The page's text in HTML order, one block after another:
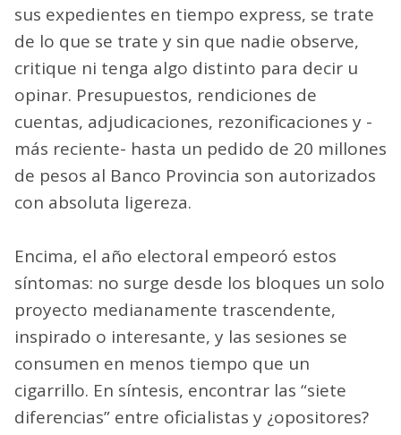
sus expedientes en tiempo express, se trate
de lo que se trate y sin que nadie observe,
critique ni tenga algo distinto para decir u
opinar. Presupuestos, rendiciones de
cuentas, adjudicaciones, rezonificaciones y -
más reciente- hasta un pedido de 20 millones
de pesos al Banco Provincia son autorizados
con absoluta ligereza.
Encima, el año electoral empeoró estos
síntomas: no surge desde los bloques un solo
proyecto medianamente trascendente,
inspirado o interesante, y las sesiones se
consumen en menos tiempo que un
cigarrillo. En síntesis, encontrar las “siete
diferencias” entre oficialistas y ¿opositores?